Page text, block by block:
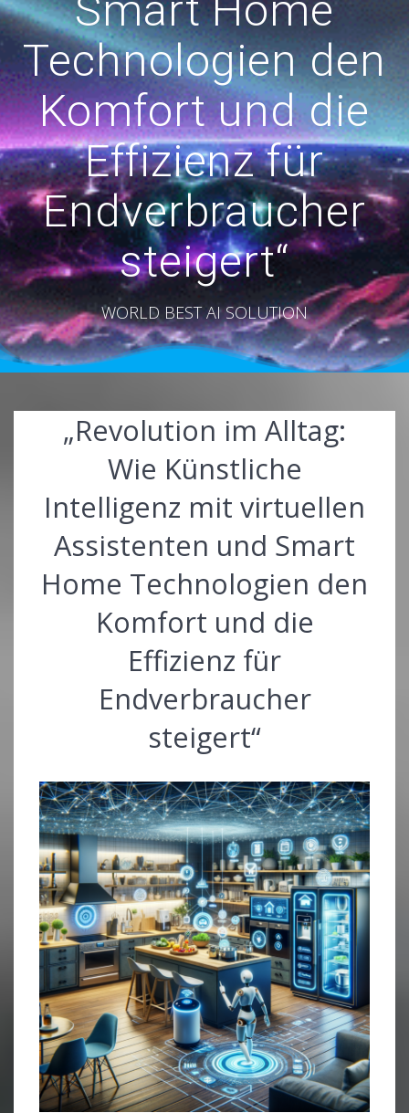
Technologien den
Komfort und die
Effizienz für
Endverbraucher
steigert“
WORLD BEST AI SOLUTION
„Revolution im Alltag:
Wie Künstliche
Intelligenz mit virtuellen
Assistenten und Smart
Home Technologien den
Komfort und die
Effizienz für
Endverbraucher
steigert“